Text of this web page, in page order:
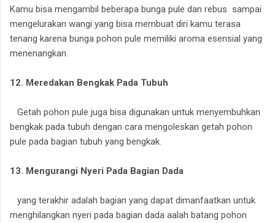
Kamu bisa mengambil beberapa bunga pule dan rebus sampai
mengelurakan wangi yang bisa membuat diri kamu terasa
tenang karena bunga pohon pule memiliki aroma esensial yang
menenangkan.
12. Meredakan Bengkak Pada Tubuh
Getah pohon pule juga bisa digunakan untuk menyembuhkan
bengkak pada tubuh dengan cara mengoleskan getah pohon
pule pada bagian tubuh yang bengkak.
13. Mengurangi Nyeri Pada Bagian Dada
yang terakhir adalah bagian yang dapat dimanfaatkan untuk
menghilangkan nyeri pada bagian dada aalah batang pohon